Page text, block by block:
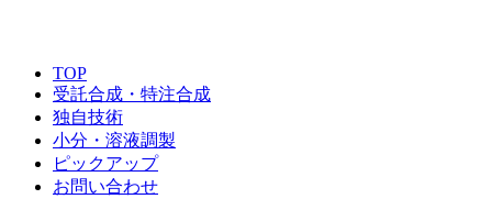
TOP
受託合成・特注合成
独自技術
小分・溶液調製
ピックアップ
お問い合わせ